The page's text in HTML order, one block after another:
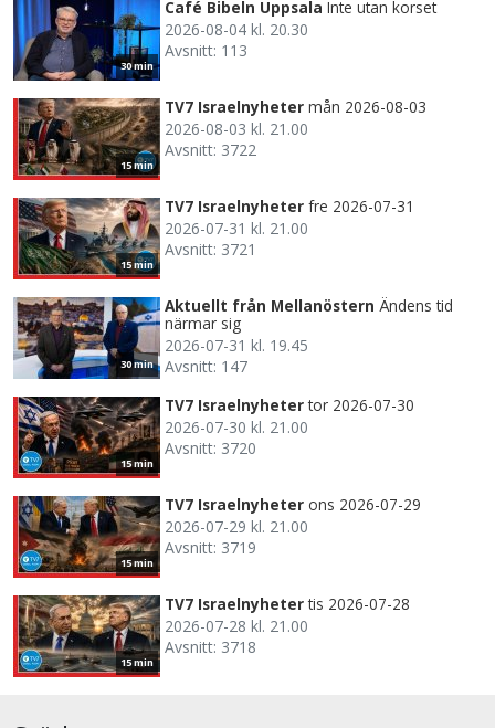
30 min
Café Bibeln Uppsala Inte utan korset
2026-08-04 kl. 20.30
Avsnitt: 113
15 min
TV7 Israelnyheter mån 2026-08-03
2026-08-03 kl. 21.00
Avsnitt: 3722
15 min
TV7 Israelnyheter fre 2026-07-31
2026-07-31 kl. 21.00
Avsnitt: 3721
30 min
Aktuellt från Mellanöstern Ändens tid
närmar sig
2026-07-31 kl. 19.45
Avsnitt: 147
15 min
TV7 Israelnyheter tor 2026-07-30
2026-07-30 kl. 21.00
Avsnitt: 3720
15 min
TV7 Israelnyheter ons 2026-07-29
2026-07-29 kl. 21.00
Avsnitt: 3719
15 min
TV7 Israelnyheter tis 2026-07-28
2026-07-28 kl. 21.00
Avsnitt: 3718